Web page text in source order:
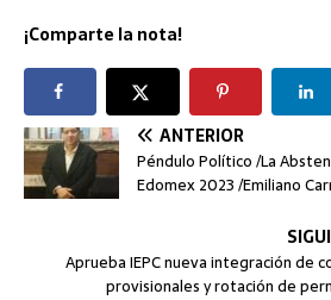
¡Comparte la nota!
ANTERIOR
Péndulo Político /La
Edomex 2023 /Emiliano
Aprueba IEPC nueva integración de
provisionales y rotación de